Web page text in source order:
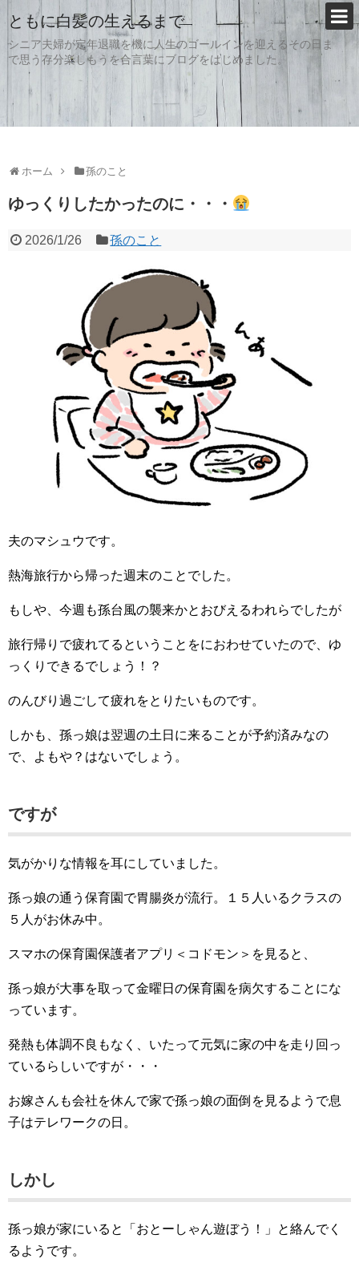
ともに白髪の生えるまで
シニア夫婦が定年退職を機に人生のゴールインを迎えるその日ま
で思う存分楽しもうを合言葉にブログをはじめました。
ホーム 孫のこと
ゆっくりしたかったのに・・・
2026/1/26 孫のこと
夫のマシュウです。
熱海旅行から帰った週末のことでした。
もしや、今週も孫台風の襲来かとおびえるわれらでしたが
旅行帰りで疲れてるということをにおわせていたので、ゆ
っくりできるでしょう！？
のんびり過ごして疲れをとりたいものです。
しかも、孫っ娘は翌週の土日に来ることが予約済みなの
で、よもや？はないでしょう。
ですが
気がかりな情報を耳にしていました。
孫っ娘の通う保育園で胃腸炎が流行。１５人いるクラスの
５人がお休み中。
スマホの保育園保護者アプリ＜コドモン＞を見ると、
孫っ娘が大事を取って金曜日の保育園を病欠することにな
っています。
発熱も体調不良もなく、いたって元気に家の中を走り回っ
ているらしいですが・・・
お嫁さんも会社を休んで家で孫っ娘の面倒を見るようで息
子はテレワークの日。
しかし
孫っ娘が家にいると「おとーしゃん遊ぼう！」と絡んでく
るようです。